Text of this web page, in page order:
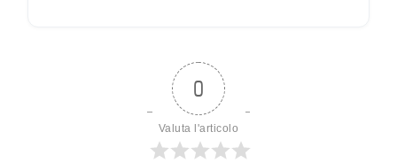
0
Valuta l'articolo